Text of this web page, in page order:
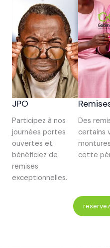
JPO
Participez à nos
journées portes
ouvertes et
bénéficiez de
remises
exceptionnelles.
Des
certains
cette